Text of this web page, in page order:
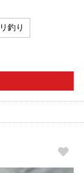
釣り